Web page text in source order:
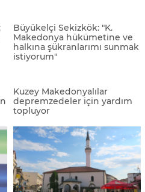
Arnavutluk ve Kuzey
Makedonya'da, depremler
uygulamaya girdi